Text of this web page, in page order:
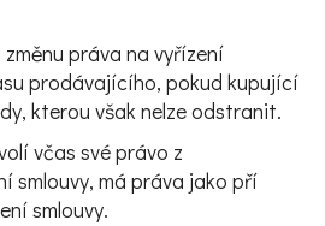
práva na vyřízení
prodávajícího, pokud kupující
kterou však nelze odstranit.
včas své právo z
smlouvy, má práva jako pří
smlouvy.